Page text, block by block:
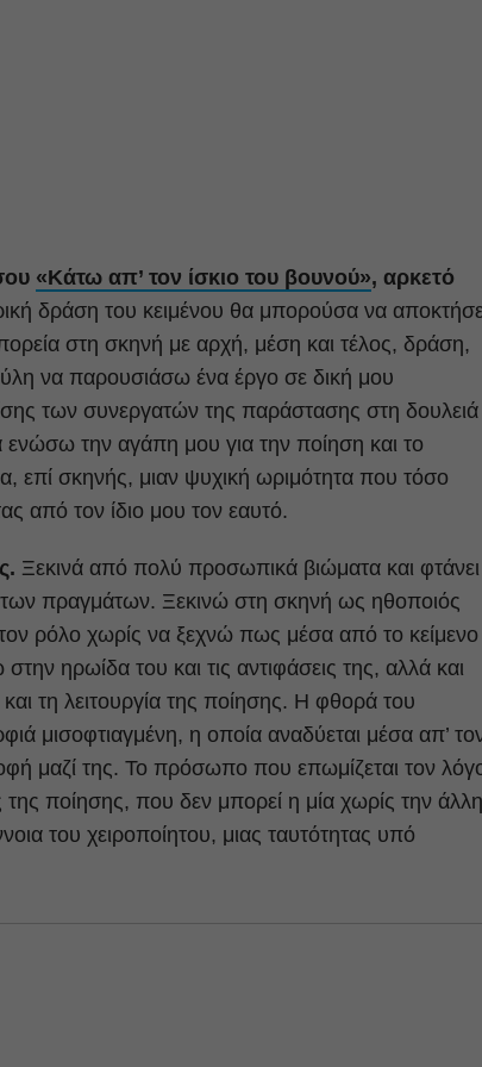
«Κάτω απ’ τον ίσκιο του βουνού», αρκετό
δράση του κειμένου θα μπορούσα να
στη σκηνή με αρχή, μέση και τέλος, δράση,
να παρουσιάσω ένα έργο σε δική μου
των συνεργατών της παράστασης στη δουλειά
την αγάπη μου για την ποίηση και το
επί σκηνής, μιαν ψυχική ωριμότητα που τόσο
από τον ίδιο μου τον εαυτό.
Ξεκινά από πολύ προσωπικά βιώματα και φτάνει
πραγμάτων. Ξεκινώ στη σκηνή ως ηθοποιός
ρόλο χωρίς να ξεχνώ πως μέσα από το κείμενο
ηρωίδα του και τις αντιφάσεις της, αλλά και
τη λειτουργία της ποίησης. Η φθορά του
μισοφτιαγμένη, η οποία αναδύεται μέσα απ’
μαζί της. Το πρόσωπο που επωμίζεται τον
της ποίησης, που δεν μπορεί η μία χωρίς την
του χειροποίητου, μιας ταυτότητας υπό